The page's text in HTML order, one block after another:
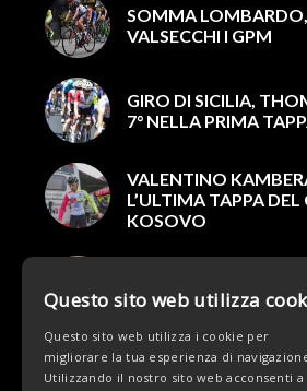
SOMMA LOMBARDO,
VALSECCHI I GPM
GIRO DI SICILIA,
7° NELLA PRIMA
VALENTINO
L’ULTIMA TAPPA DEL
KOSOVO
DOPPIO
TOSCANA. DOMANI
SOMMACAMPAGNA
STREPITOSO
PROFESSIONISTI
Questo sito web utilizza
Questo sito web utilizza i cookie per
migliorare la tua esperienza di
Utilizzando il nostro sito web acconsenti a